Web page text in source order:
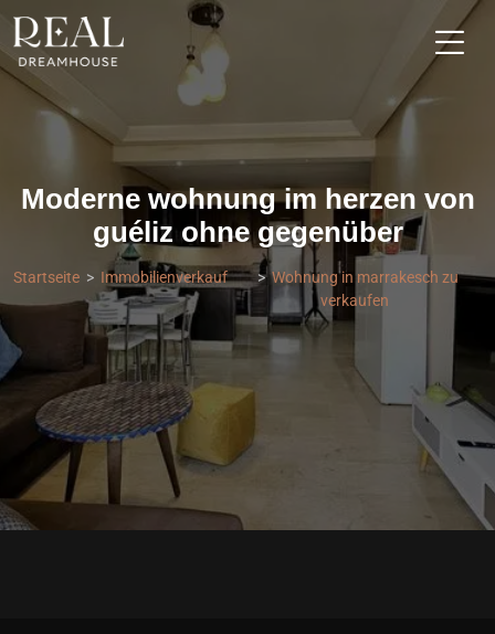
Moderne wohnung im herzen von
guéliz ohne gegenüber
Startseite Immobilienverkauf
Wohnung in marrakesch zu
verkaufen